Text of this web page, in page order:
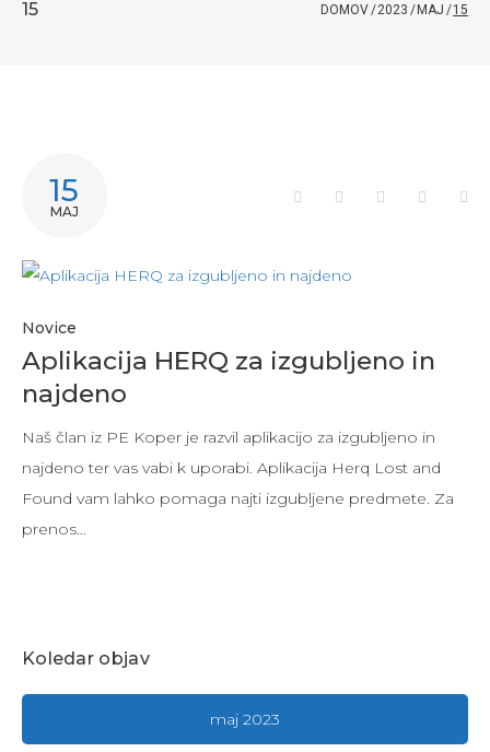
15 DOMOV/2023 / MAJ /15
DAN:
MAJA,
2023
15
MAJ
Facebook
Twitter Google+
Novice
Aplikacija HERQ za izgubljeno in
najdeno
Naš član iz PE Koper je razvil aplikacijo za izgubljeno in
najdeno ter vas vabi k uporabi. Aplikacija Herq Lost and
Found vam lahko pomaga najti izgubljene predmete. Za
prenos…
Koledar objav
maj 2023